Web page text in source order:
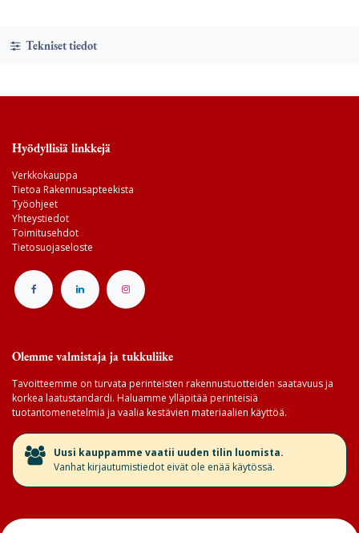
Tekniset tiedot
Hyödyllisiä linkkejä
Verkkokauppa
Tietoa Rakennusapteekista
Työohjeet
Yhteystiedot
Toimitusehdot
Tietosuojaseloste
Olemme valmistaja ja tukkuliike
Tavoitteemme on turvata perinteisten rakennustuotteiden saatavuus ja
korkea laatustandardi. Haluamme ylläpitää perinteisiä
tuotantomenetelmiä ja vaalia kestävien materiaalien käyttöä.
​Uusi kauppamme vaatii uuden tilin luomista.
Vanhat kirjautumistiedot eivät ole enää käytössä.